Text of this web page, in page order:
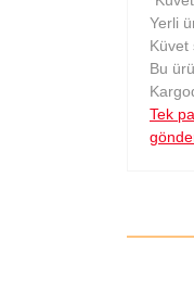
Yerli
Küvet
Bu
Tek